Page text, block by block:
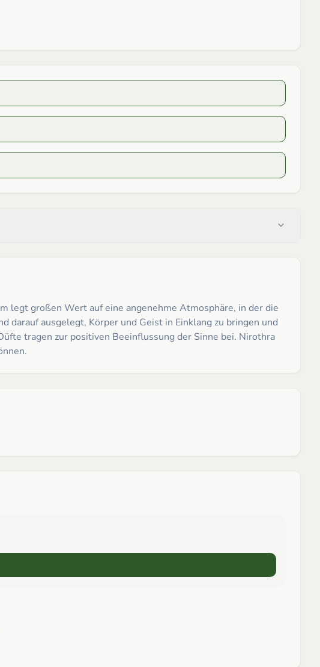
legt großen Wert auf eine angenehme Atmosphäre, in der die
darauf ausgelegt, Körper und Geist in Einklang zu bringen und
tragen zur positiven Beeinflussung der Sinne bei. Nirothra